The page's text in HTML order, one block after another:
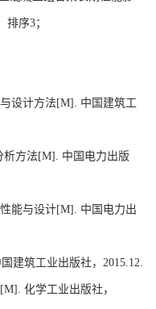
排序3；
设计方法[M]. 中国建筑工
析方法[M]. 中国电力出版
能与设计[M]. 中国电力出
建筑工业出版社， 2015.12.
[M]. 化学工业出版社，